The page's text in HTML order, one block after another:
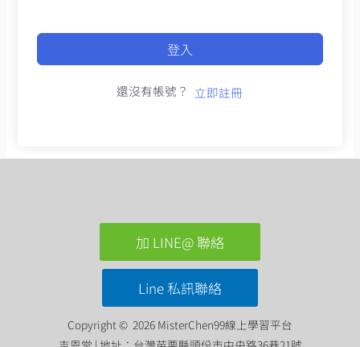
登入
還沒有帳號？ 立即註冊
加 LINE@ 聯絡
Line 私訊聯絡
Copyright © 2026 MisterChen99線上學習平台